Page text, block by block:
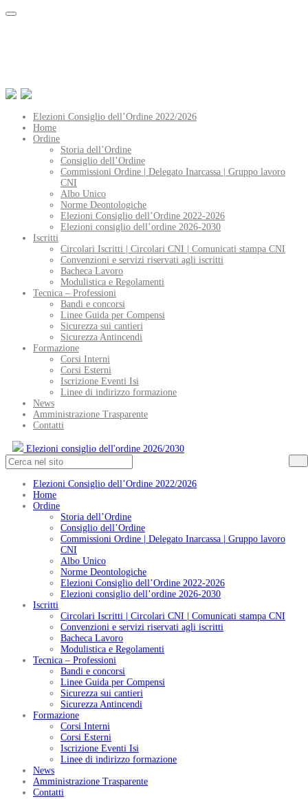
Elezioni Consiglio dell’Ordine 2022/2026
Home
Ordine
Storia dell’Ordine
Consiglio dell’Ordine
Commissioni Ordine | Delegato Inarcassa | Gruppo lavoro
CNI
Albo Unico
Norme Deontologiche
Elezioni Consiglio dell’Ordine 2022-2026
Elezioni consiglio dell’ordine 2026-2030
Iscritti
Circolari Iscritti | Circolari CNI | Comunicati stampa CNI
Convenzioni e servizi riservati agli iscritti
Bacheca Lavoro
Modulistica e Regolamenti
Tecnica – Professioni
Bandi e concorsi
Linee Guida per Compensi
Sicurezza sui cantieri
Sicurezza Antincendi
Formazione
Corsi Interni
Corsi Esterni
Iscrizione Eventi Isi
Linee di indirizzo formazione
News
Amministrazione Trasparente
Contatti
Elezioni consiglio dell'ordine 2026/2030
Elezioni Consiglio dell’Ordine 2022/2026
Home
Ordine
Storia dell’Ordine
Consiglio dell’Ordine
Commissioni Ordine | Delegato Inarcassa | Gruppo lavoro
CNI
Albo Unico
Norme Deontologiche
Elezioni Consiglio dell’Ordine 2022-2026
Elezioni consiglio dell’ordine 2026-2030
Iscritti
Circolari Iscritti | Circolari CNI | Comunicati stampa CNI
Convenzioni e servizi riservati agli iscritti
Bacheca Lavoro
Modulistica e Regolamenti
Tecnica – Professioni
Bandi e concorsi
Linee Guida per Compensi
Sicurezza sui cantieri
Sicurezza Antincendi
Formazione
Corsi Interni
Corsi Esterni
Iscrizione Eventi Isi
Linee di indirizzo formazione
News
Amministrazione Trasparente
Contatti